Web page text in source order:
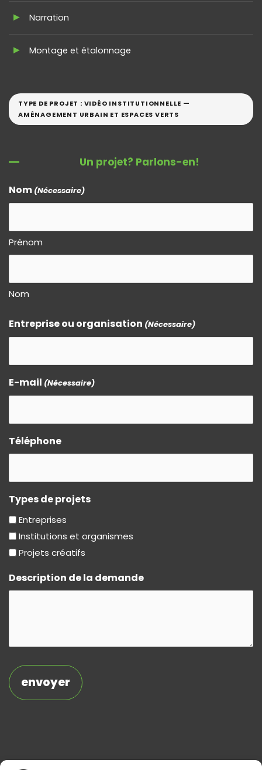
Narration
Montage et étalonnage
TYPE DE PROJET : VIDÉO INSTITUTIONNELLE —
AMÉNAGEMENT URBAIN ET ESPACES VERTS
Un projet? Parlons-en!
Nom (Nécessaire)
Prénom
Nom
Entreprise ou organisation (Nécessaire)
E-mail (Nécessaire)
Téléphone
Types de projets
Entreprises
Institutions et organismes
Projets créatifs
Description de la demande